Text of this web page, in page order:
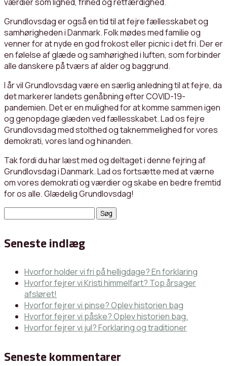
Grundlovsdag er også en tid til at fejre fællesskabet og
samhørigheden i Danmark. Folk mødes med familie og
venner for at nyde en god frokost eller picnic i det fri. Der er
en følelse af glæde og samhørighed i luften, som forbinder
alle danskere på tværs af alder og baggrund.
I år vil Grundlovsdag være en særlig anledning til at fejre, da
det markerer landets genåbning efter COVID-19-
pandemien. Det er en mulighed for at komme sammen igen
og genopdage glæden ved fællesskabet. Lad os fejre
Grundlovsdag med stolthed og taknemmelighed for vores
demokrati, vores land og hinanden.
Tak fordi du har læst med og deltaget i denne fejring af
Grundlovsdag i Danmark. Lad os fortsætte med at værne
om vores demokrati og værdier og skabe en bedre fremtid
for os alle. Glædelig Grundlovsdag!
Seneste indlæg
Hvorfor holder vi fri på helligdage? En forklaring
Hvorfor fejrer vi Kristi himmelfart? Top årsager
afsløret!
Hvorfor fejrer vi pinse? Oplev historien bag
Hvorfor fejrer vi påske? Oplev historien bag.
Hvorfor fejrer vi jul? Forklaring og traditioner
Seneste kommentarer